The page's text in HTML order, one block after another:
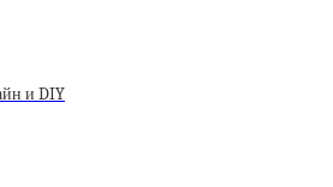
и DIY